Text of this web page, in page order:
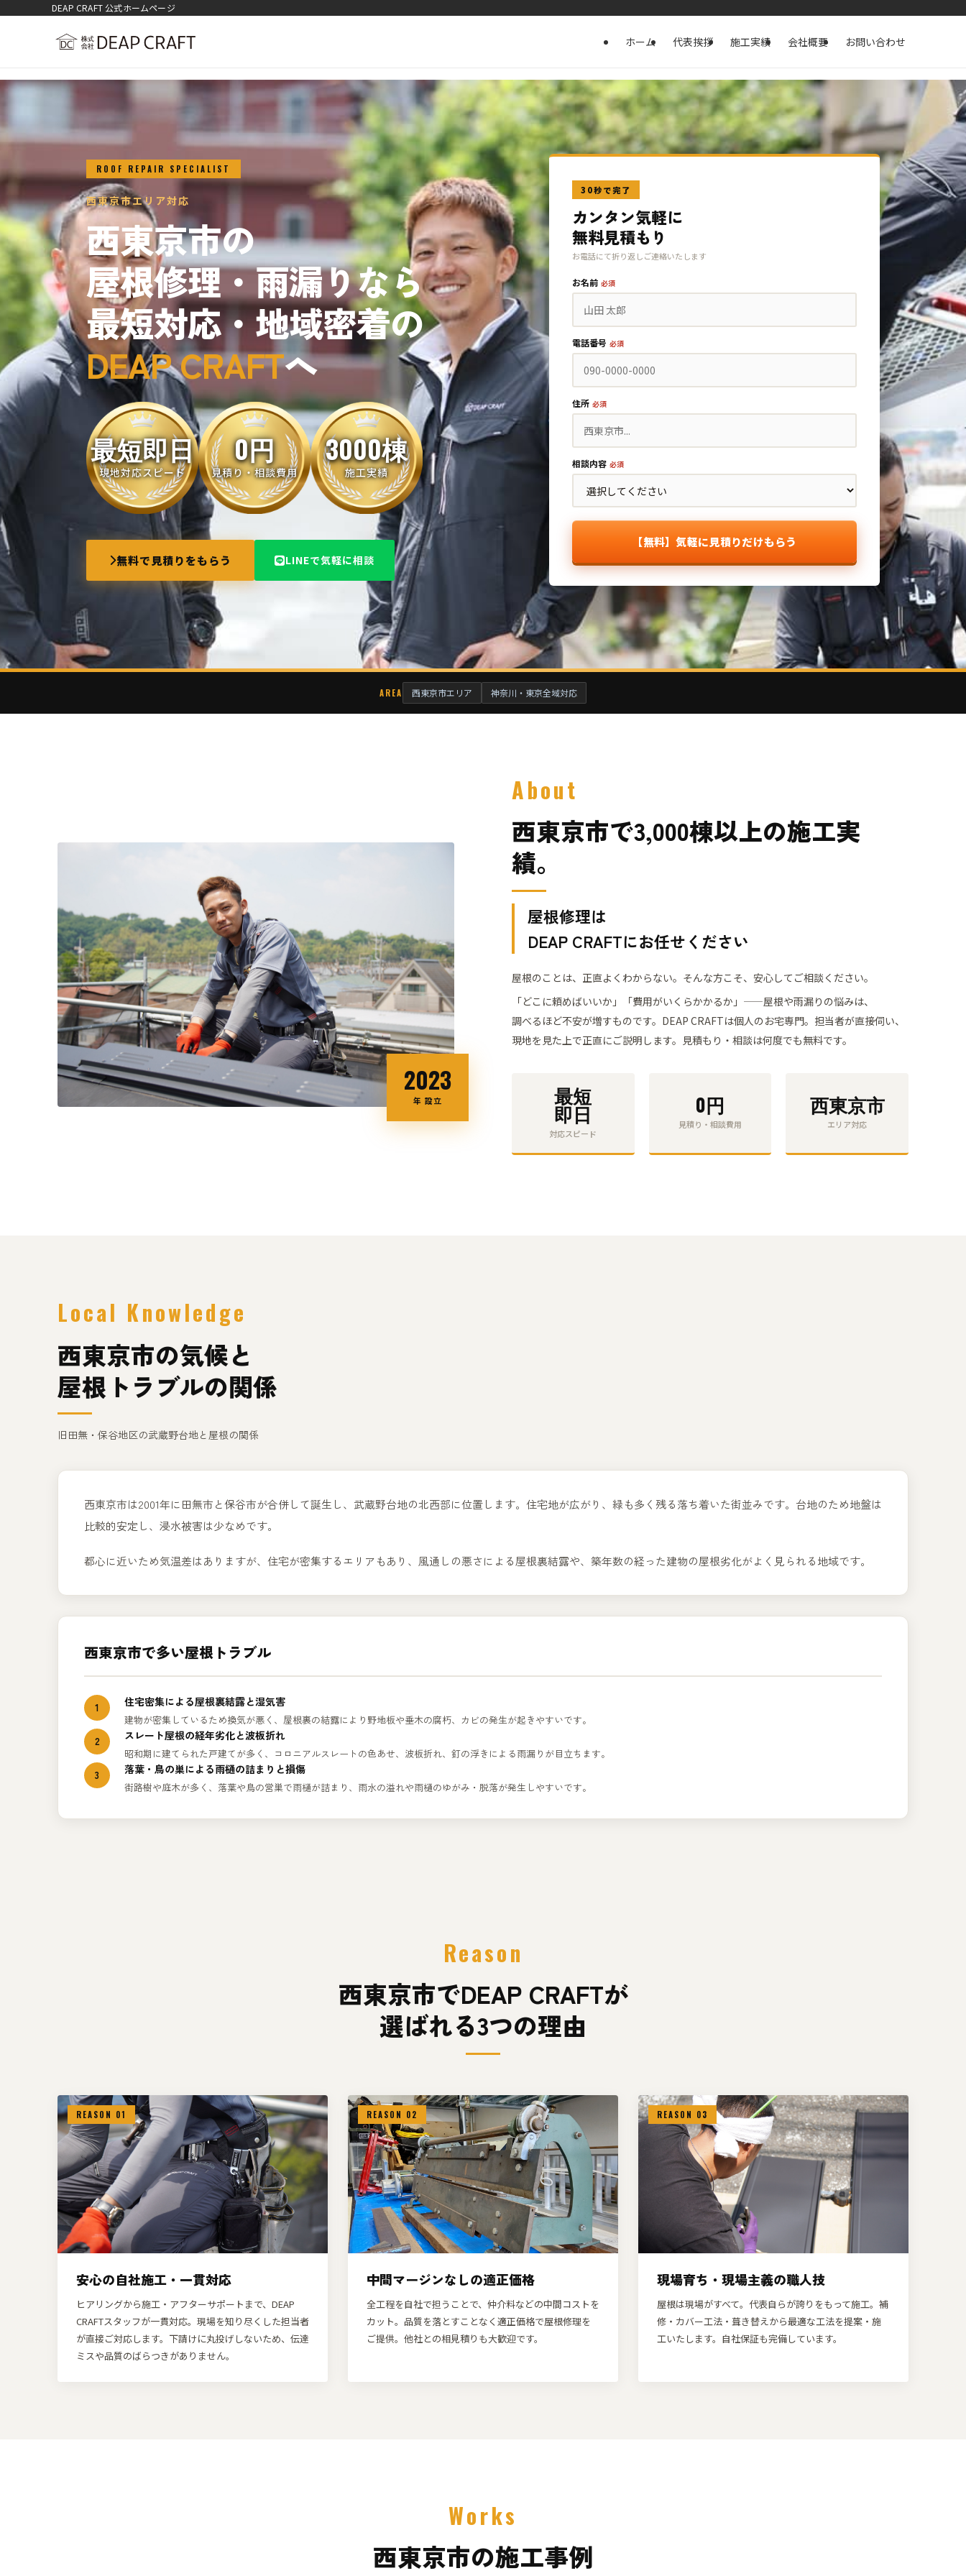
DEAP CRAFT 公式ホームページ
ホーム 代表挨拶 施工実績 会社概要 お問い合わせ
ROOF REPAIR SPECIALIST
西東京市エリア対応
西東京市の
屋根修理・雨漏りなら
最短対応・地域密着の
DEAP CRAFTへ
最短即日
現地対応スピード
0円
見積り・相談費用
3000棟
施工実績
無料で見積りをもらう LINEで気軽に相談
30秒で完了
カンタン気軽に
無料見積もり
お電話にて折り返しご連絡いたします
お名前 必須
電話番号 必須
住所 必須
相談内容 必須
【無料】気軽に見積りだけもらう
AREA 西東京市エリア 神奈川・東京全域対応
2023
年 設立
About
西東京市で3,000棟以上の施工実
績。
屋根修理は
DEAP CRAFTにお任せください
屋根のことは、正直よくわからない。そんな方こそ、安心してご相談ください。
「どこに頼めばいいか」「費用がいくらかかるか」——屋根や雨漏りの悩みは、
調べるほど不安が増すものです。 DEAP CRAFTは個人のお宅専門。担当者が直接伺い、
現地を見た上で正直にご説明します。 見積もり・相談は何度でも無料です。
最短
即日
対応スピード
0円
見積り・相談費用
西東京市
エリア対応
Local Knowledge
西東京市の気候と
屋根トラブルの関係
旧田無・保谷地区の武蔵野台地と屋根の関係
西東京市は2001年に田無市と保谷市が合併して誕生し、武蔵野台地の北西部に位置します。住宅地が広がり、緑も多く残る落ち着いた街並みです。台地のため地盤は
比較的安定し、浸水被害は少なめです。
都心に近いため気温差はありますが、住宅が密集するエリアもあり、風通しの悪さによる屋根裏結露や、築年数の経った建物の屋根劣化がよく見られる地域です。
西東京市で多い屋根トラブル
1 住宅密集による屋根裏結露と湿気害
建物が密集しているため換気が悪く、屋根裏の結露により野地板や垂木の腐朽、カビの発生が起きやすいです。
2
スレート屋根の経年劣化と波板折れ
昭和期に建てられた戸建てが多く、コロニアルスレートの色あせ、波板折れ、釘の浮きによる雨漏りが目立ちます。
3
落葉・鳥の巣による雨樋の詰まりと損傷
街路樹や庭木が多く、落葉や鳥の営巣で雨樋が詰まり、雨水の溢れや雨樋のゆがみ・脱落が発生しやすいです。
Reason
西東京市でDEAP CRAFTが
選ばれる3つの理由
REASON 01
安心の自社施工・一貫対応
ヒアリングから施工・アフターサポートまで、DEAP
CRAFTスタッフが一貫対応。現場を知り尽くした担当者
が直接ご対応します。下請けに丸投げしないため、伝達
ミスや品質のばらつきがありません。
REASON 02
中間マージンなしの適正価格
全工程を自社で担うことで、仲介料などの中間コストを
カット。品質を落とすことなく適正価格で屋根修理を
ご提供。他社との相見積りも大歓迎です。
REASON 03
現場育ち・現場主義の職人技
屋根は現場がすべて。代表自らが誇りをもって施工。補
修・カバー工法・葺き替えから最適な工法を提案・施
工いたします。自社保証も完備しています。
Works
西東京市の施工事例